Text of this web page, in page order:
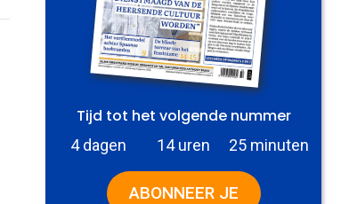
Tijd tot het volgende nummer
4 dagen 14 uren 25 minuten
ABONNEER JE